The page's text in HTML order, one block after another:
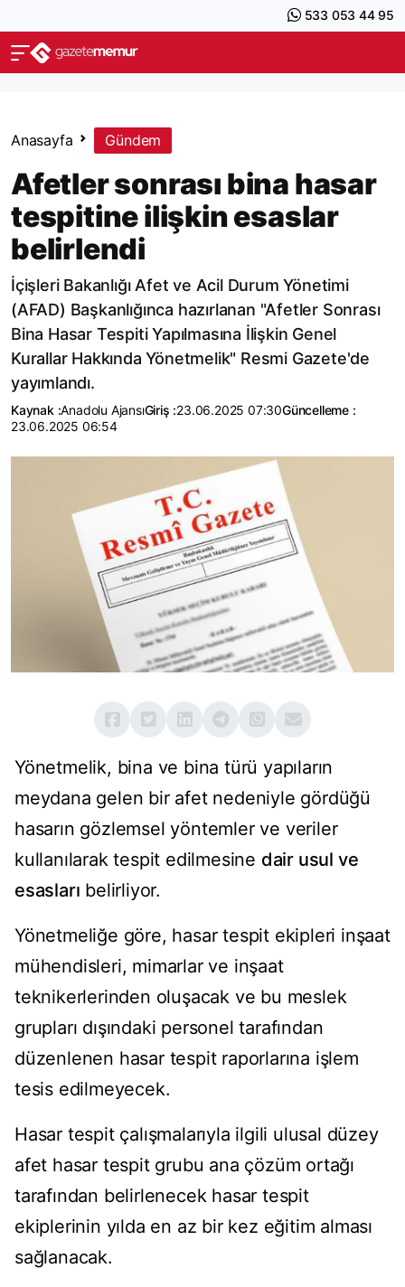
533 053 44 95
Anasayfa Gündem
Afetler sonrası bina hasar
tespitine ilişkin esaslar
belirlendi
İçişleri Bakanlığı Afet ve Acil Durum Yönetimi
(AFAD) Başkanlığınca hazırlanan "Afetler Sonrası
Bina Hasar Tespiti Yapılmasına İlişkin Genel
Kurallar Hakkında Yönetmelik" Resmi Gazete'de
yayımlandı.
Kaynak :Anadolu AjansıGiriş :23.06.2025 07:30Güncelleme :
23.06.2025 06:54
Yönetmelik, bina ve bina türü yapıların
meydana gelen bir afet nedeniyle gördüğü
hasarın gözlemsel yöntemler ve veriler
kullanılarak tespit edilmesine dair usul ve
esasları belirliyor.
Yönetmeliğe göre, hasar tespit ekipleri inşaat
mühendisleri, mimarlar ve inşaat
teknikerlerinden oluşacak ve bu meslek
grupları dışındaki personel tarafından
düzenlenen hasar tespit raporlarına işlem
tesis edilmeyecek.
Hasar tespit çalışmalarıyla ilgili ulusal düzey
afet hasar tespit grubu ana çözüm ortağı
tarafından belirlenecek hasar tespit
ekiplerinin yılda en az bir kez eğitim alması
sağlanacak.